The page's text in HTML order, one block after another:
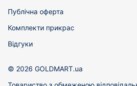
Публічна оферта
Комплекти прикрас
Відгуки
© 2026 GOLDMART.ua